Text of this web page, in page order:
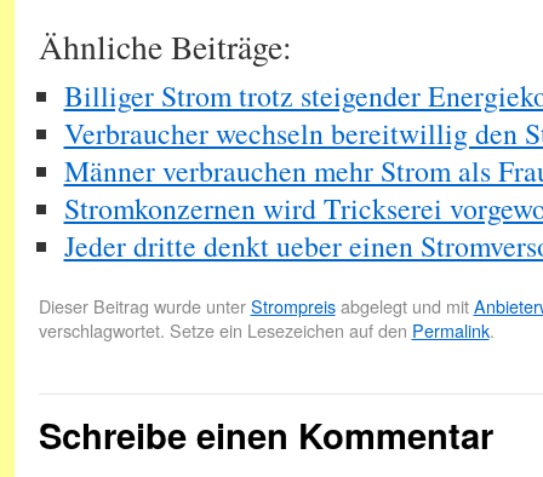
Ähnliche Beiträge:
Billiger Strom trotz steigender
Verbraucher wechseln bereitwillig den
Männer verbrauchen mehr Strom als
Stromkonzernen wird Trickserei
Jeder dritte denkt ueber einen
Dieser Beitrag wurde unterStrompreisabgelegt und mit
verschlagwortet. Setze ein Lesezeichen auf den Permalink.
Schreibe einen Kommentar